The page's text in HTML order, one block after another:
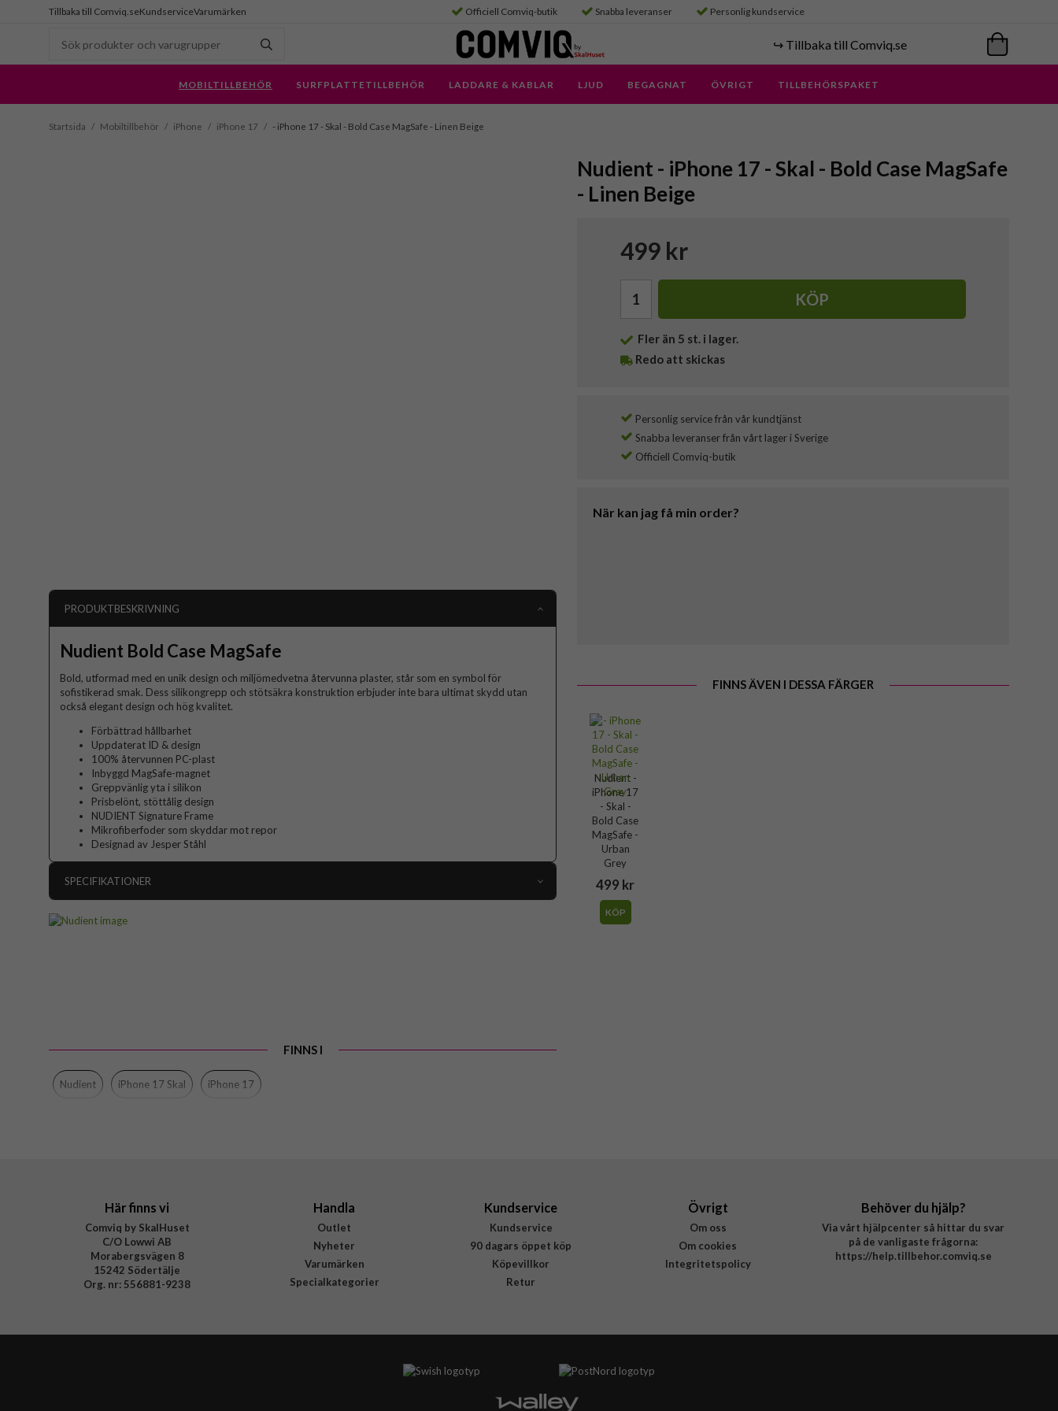
Tillbaka till Comviq.seKundserviceVarumärken Officiell Comviq-butik Snabba leveranser Personlig kundservice
↪️ Tillbaka till Comviq.se
MOBILTILLBEHÖR SURFPLATTETILLBEHÖR LADDARE & KABLAR LJUD BEGAGNAT ÖVRIGT TILLBEHÖRSPAKET
Startsida / Mobiltillbehör / iPhone / iPhone 17 / - iPhone 17 - Skal - Bold Case MagSafe - Linen Beige
Nudient - iPhone 17 - Skal - Bold Case MagSafe
- Linen Beige
499 kr
KÖP
Fler än 5 st. i lager.
Redo att skickas
Personlig service från vår kundtjänst
Snabba leveranser från vårt lager i Sverige
Officiell Comviq-butik
När kan jag få min order?
FINNS ÄVEN I DESSA FÄRGER
Nudient -
iPhone 17
- Skal -
Bold Case
MagSafe -
Urban
Grey
499 kr
KÖP
PRODUKTBESKRIVNING
Nudient Bold Case MagSafe
Bold, utformad med en unik design och miljömedvetna återvunna plaster, står som en symbol för
sofistikerad smak. Dess silikongrepp och stötsäkra konstruktion erbjuder inte bara ultimat skydd utan
också elegant design och hög kvalitet.
Förbättrad hållbarhet
Uppdaterat ID & design
100% återvunnen PC-plast
Inbyggd MagSafe-magnet
Greppvänlig yta i silikon
Prisbelönt, stöttålig design
NUDIENT Signature Frame
Mikrofiberfoder som skyddar mot repor
Designad av Jesper Ståhl
SPECIFIKATIONER
Tillverkarens art nr
FINNS I
Nudient iPhone 17 Skal iPhone 17
Här finns vi
Comviq by SkalHuset
C/O Lowwi AB
Morabergsvägen 8
15242 Södertälje
Org. nr: 556881-9238
Handla
Outlet
Nyheter
Varumärken
Specialkategorier
Kundservice
Kundservice
90 dagars öppet köp
Köpevillkor
Retur
Övrigt
Om oss
Om cookies
Integritetspolicy
Behöver du hjälp?
Via vårt hjälpcenter så hittar du svar
på de vanligaste frågorna:
https://help.tillbehor.comviq.se